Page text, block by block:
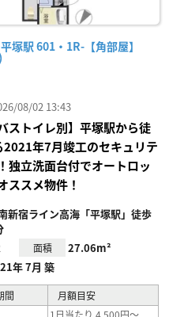
塚駅 601・1R-【角部屋】
08/02 13:43
ストイレ別】平塚駅から徒
年7月竣工のセキュリテ
独立洗面台付でオートロッ
ススメ物件！
新宿ライン高海「平塚駅」徒歩
面積 27.06m²
年 7月 築
間 月額目安
1日当たり 4,500円～